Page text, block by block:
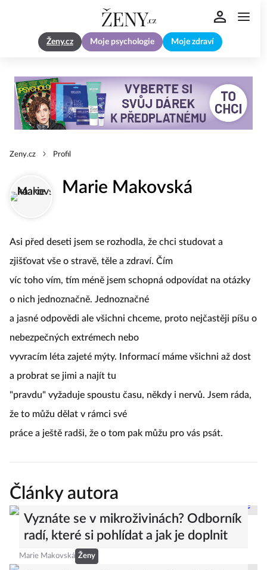
Ženy.cz Moje psychologie Moje zdraví
Zeny.cz Profil
Marie Makovská
Asi před deseti jsem se rozhodla, že chci studovat a
zjišťovat vše o stravě, těle a zdraví. Čím
víc toho vím, tím méně jsem schopná odpovídat na otázky
o nich jednoznačně. Jednoznačné
a jasné odpovědi ale všichni chceme, proto nejčastěji píšu o
nebezpečných extrémech nebo
vyvracím léta zajeté mýty. Informací máme všichni až dost
a probrat se jimi a najít tu
"pravdu" vyžaduje spoustu času, někdy i nervů. Jsem ráda,
že to můžu dělat v rámci své
práce a ještě radši, že o tom pak můžu pro vás psát.
Články autora
Vyznáte se v mikroživinách? Odborník
radí, které si pohlídat a jak je doplnit
Marie Makovská Ženy